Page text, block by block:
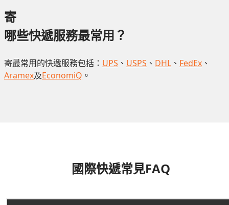
寄
哪些快遞服務最常用？
寄最常用的快遞服務包括： UPS 、 USPS 、 DHL 、 FedEx 、
Aramex及EconomiQ 。
國際快遞常見FAQ